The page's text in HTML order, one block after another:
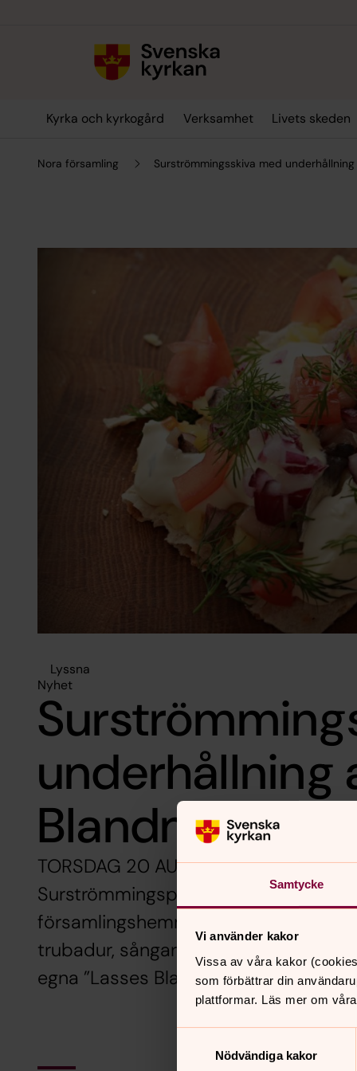
Samtycke
Vi använder kakor
Vissa av våra kakor
som förbättrar din
plattformar. Läs mer om
Nödvändiga kakor
Kyrka och kyrkogård Verksamhet Livets skeden
Nora församling Surströmmingsskiva med
Lyssna
Nyhet
underhållning
Blandning
TORSDAG 20 AUGUSTI 18.30 i
Surströmmingspremiär! Då är du
församlingshemmet på
trubadur, sångare och musiker från
egna ”Lasses Blandning”. Välkommen!